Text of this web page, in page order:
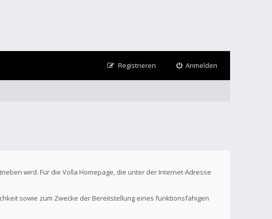
Anmelden
Registrieren
wird. Für die Volla Homepage, die unter der Internet-Adresse
sowie zum Zwecke der Bereitstellung eines funktionsfähigen